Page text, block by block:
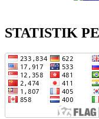
STATISTIK